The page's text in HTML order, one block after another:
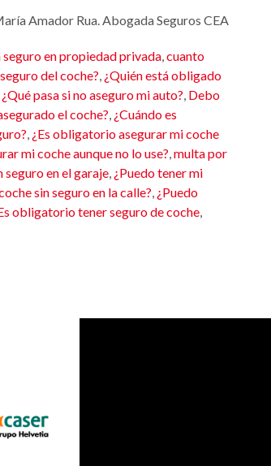
Amador Rua. Abogada Seguros CEA
seguro en propiedad privada,cuanto
del coche?, ¿Quién está obligado
¿Qué pasa si no aseguro mi auto?, Debo
el coche?, ¿Cuándo es
, ¿Es obligatorio asegurar mi coche
mi coche aunque no lo use?,multa por
seguro en el garaje, ¿Puedo tener mi
sin seguro en la calle?, ¿Puedo
obligatorio tener seguro de coche,